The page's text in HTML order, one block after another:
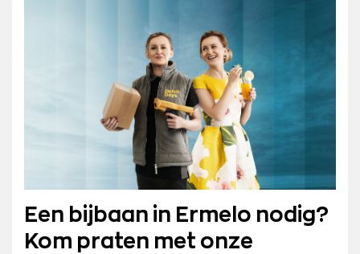
Een bijbaan in Ermelo nodig?
Kom praten met onze